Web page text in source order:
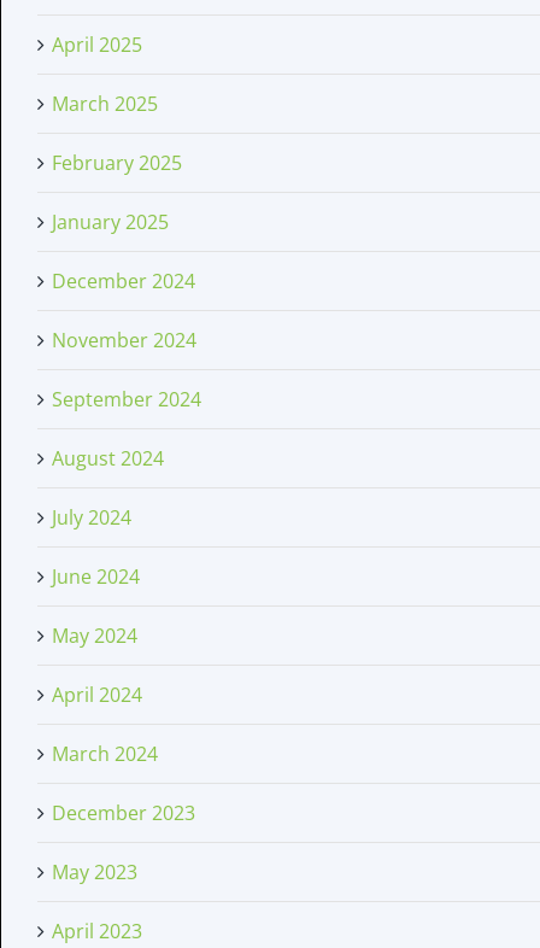
April 2025
March 2025
February 2025
January 2025
December 2024
November 2024
September 2024
August 2024
July 2024
June 2024
May 2024
April 2024
March 2024
December 2023
May 2023
April 2023